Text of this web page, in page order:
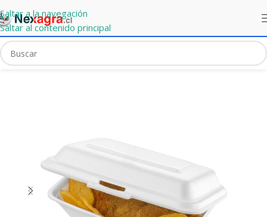
Saltar a la navegación
Saltar al contenido principal
Portada»